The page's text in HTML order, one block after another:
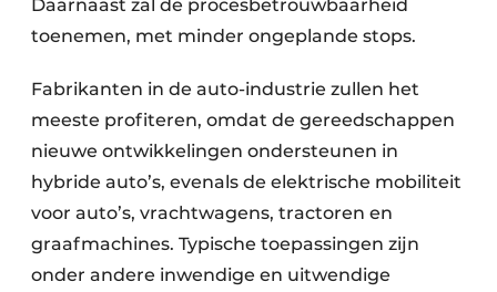
Daarnaast zal de procesbetrouwbaarheid
toenemen, met minder ongeplande stops.
Fabrikanten in de auto-industrie zullen het
meeste profiteren, omdat de gereedschappen
nieuwe ontwikkelingen ondersteunen in
hybride auto’s, evenals de elektrische mobiliteit
voor auto’s, vrachtwagens, tractoren en
graafmachines. Typische toepassingen zijn
onder andere inwendige en uitwendige